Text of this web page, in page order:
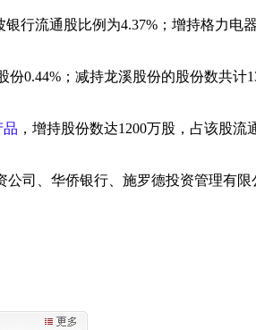
银行流通股比例为4.37%；增持格力电
份0.44%；减持龙溪股份的股份数共计
品 ，增持股份数达1200万股，占该股流
公司、华侨银行、施罗德投资管理有限